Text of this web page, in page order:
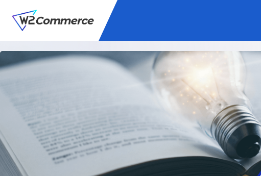
サービス
BtoC向けECサイト構築
W2Commerce
Unified